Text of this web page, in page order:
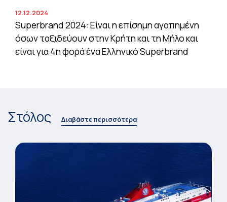
12.12.2024
Superbrand 2024: Είναι η επίσημη αγαπημένη
όσων ταξιδεύουν στην Κρήτη και τη Μήλο και
είναι για 4η φορά ένα Ελληνικό Superbrand
Στόλος Διαβάστε περισσότερα